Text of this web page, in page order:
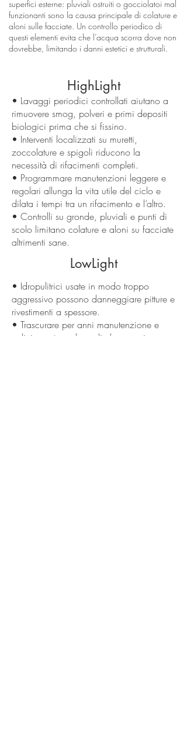
superfici esterne: pluviali ostruiti o gocciolatoi mal
funzionanti sono la causa principale di colature e
aloni sulle facciate. Un controllo periodico di
questi elementi evita che l’acqua scorra dove non
dovrebbe, limitando i danni estetici e strutturali.
HighLight
• Lavaggi periodici controllati aiutano a
rimuovere smog, polveri e primi depositi
biologici prima che si fissino.
• Interventi localizzati su muretti,
zoccolature e spigoli riducono la
necessità di rifacimenti completi.
• Programmare manutenzioni leggere e
regolari allunga la vita utile del ciclo e
dilata i tempi tra un rifacimento e l’altro.
• Controlli su gronde, pluviali e punti di
scolo limitano colature e aloni su facciate
altrimenti sane.
LowLight
• Idropulitrici usate in modo troppo
aggressivo possono danneggiare pitture e
rivestimenti a spessore.
• Trascurare per anni manutenzione e
pulizia porta a degradi che non si